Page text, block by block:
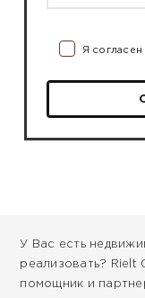
Я
У Вас есть
реализовать?
помощник и